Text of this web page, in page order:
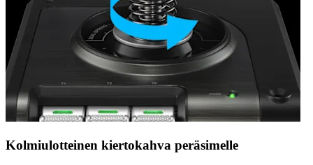
Kolmiulotteinen kiertokahva peräsimelle